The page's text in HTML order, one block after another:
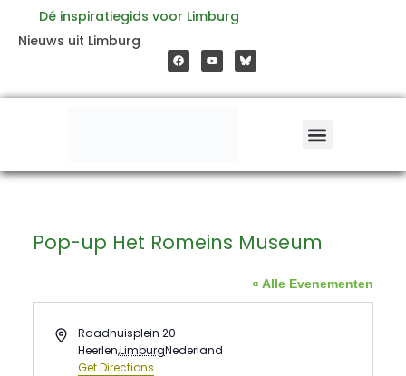
inhoud
Dé inspiratiegids voor Limburg
Nieuws uit Limburg
a
c
e
o
o
o
u
t
b
e
Pop-up Het Romeins Museum
« Alle Evenementen
AddressRaadhuisplein 20
Heerlen,LimburgNederland
Get Directions